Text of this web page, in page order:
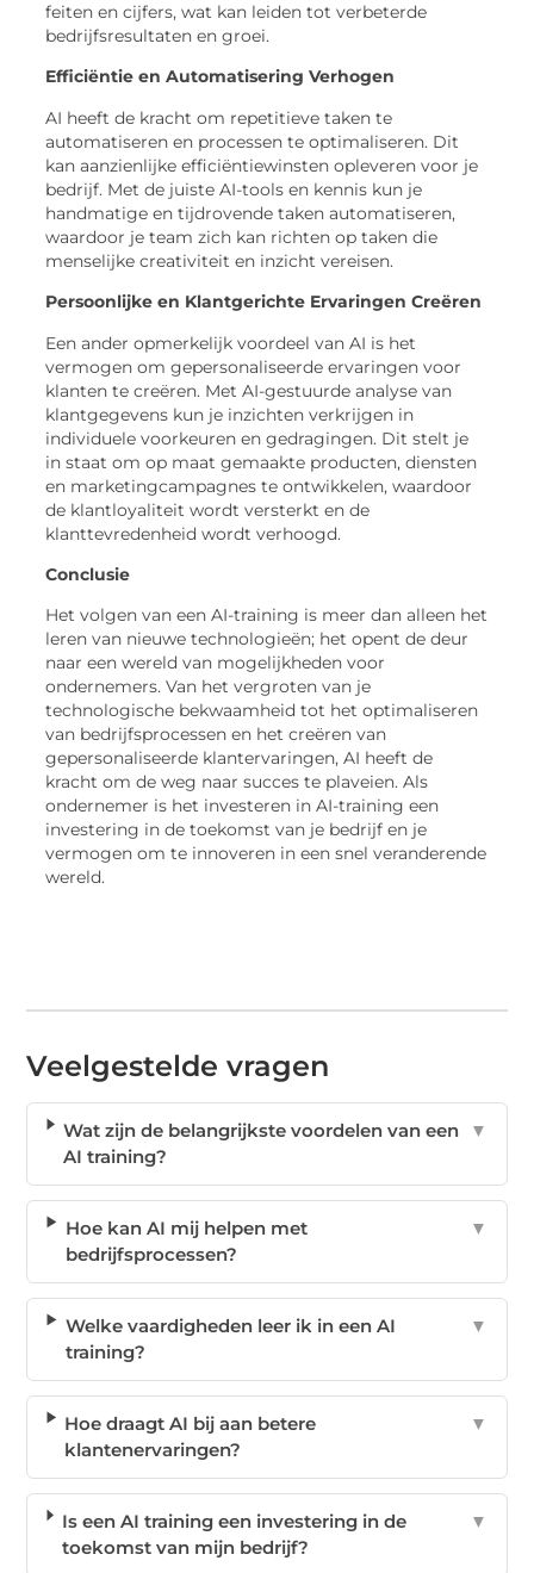
feiten en cijfers, wat kan leiden tot verbeterde
bedrijfsresultaten en groei.
Efficiëntie en Automatisering Verhogen
AI heeft de kracht om repetitieve taken te
automatiseren en processen te optimaliseren. Dit
kan aanzienlijke efficiëntiewinsten opleveren voor je
bedrijf. Met de juiste AI-tools en kennis kun je
handmatige en tijdrovende taken automatiseren,
waardoor je team zich kan richten op taken die
menselijke creativiteit en inzicht vereisen.
Persoonlijke en Klantgerichte Ervaringen Creëren
Een ander opmerkelijk voordeel van AI is het
vermogen om gepersonaliseerde ervaringen voor
klanten te creëren. Met AI-gestuurde analyse van
klantgegevens kun je inzichten verkrijgen in
individuele voorkeuren en gedragingen. Dit stelt je
in staat om op maat gemaakte producten, diensten
en marketingcampagnes te ontwikkelen, waardoor
de klantloyaliteit wordt versterkt en de
klanttevredenheid wordt verhoogd.
Conclusie
Het volgen van een AI-training is meer dan alleen het
leren van nieuwe technologieën; het opent de deur
naar een wereld van mogelijkheden voor
ondernemers. Van het vergroten van je
technologische bekwaamheid tot het optimaliseren
van bedrijfsprocessen en het creëren van
gepersonaliseerde klantervaringen, AI heeft de
kracht om de weg naar succes te plaveien. Als
ondernemer is het investeren in AI-training een
investering in de toekomst van je bedrijf en je
vermogen om te innoveren in een snel veranderende
wereld.
Veelgestelde vragen
Wat zijn de belangrijkste voordelen van een
AI training?
▼
Hoe kan AI mij helpen met
bedrijfsprocessen?
▼
Welke vaardigheden leer ik in een AI
training?
▼
Hoe draagt AI bij aan betere
klantenervaringen?
▼
Is een AI training een investering in de
toekomst van mijn bedrijf?
▼